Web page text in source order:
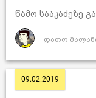
წამო სააკაძეზე
დათო
09.02.2019